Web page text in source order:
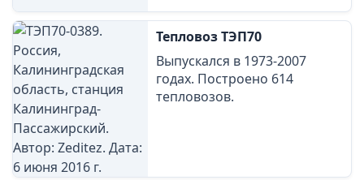
Тепловоз ТЭП70
Выпускался в 1973-2007
годах. Построено 614
тепловозов.